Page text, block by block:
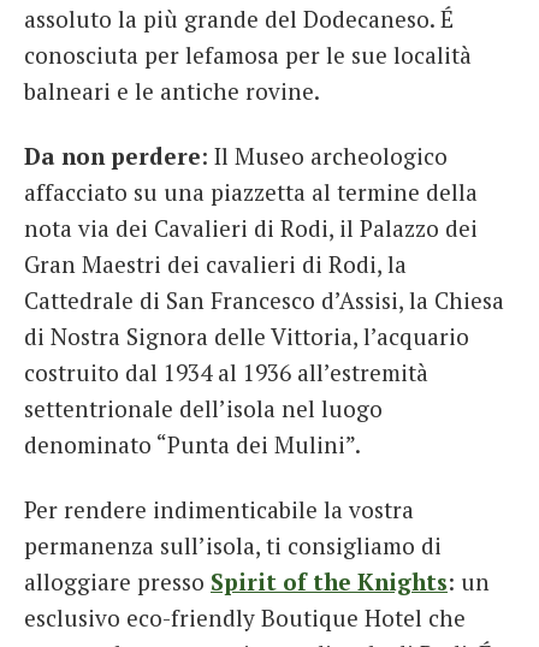
assoluto la più grande del Dodecaneso. É
conosciuta per lefamosa per le sue località
balneari e le antiche rovine.
Da non perdere: Il Museo archeologico
affacciato su una piazzetta al termine della
nota via dei Cavalieri di Rodi, il Palazzo dei
Gran Maestri dei cavalieri di Rodi, la
Cattedrale di San Francesco d’Assisi, la Chiesa
di Nostra Signora delle Vittoria, l’acquario
costruito dal 1934 al 1936 all’estremità
settentrionale dell’isola nel luogo
denominato “Punta dei Mulini”.
Per rendere indimenticabile la vostra
permanenza sull’isola, ti consigliamo di
alloggiare presso Spirit of the Knights: un
esclusivo eco-friendly Boutique Hotel che